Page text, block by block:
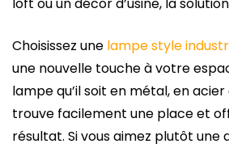
Choisissez une lampe style
une nouvelle touche à votre
lampe qu’il soit en métal, en
trouve facilement une place et
résultat. Si vous aimez plutôt une